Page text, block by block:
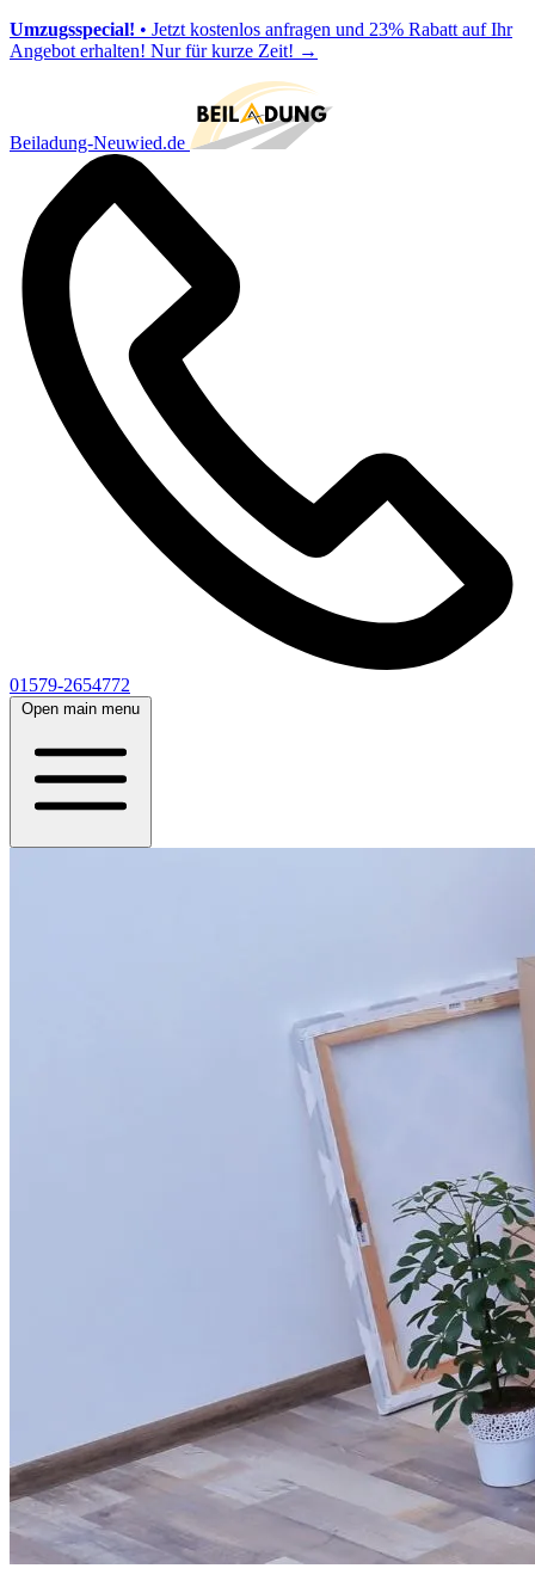
Umzugsspecial! • Jetzt kostenlos anfragen und 23% Rabatt auf Ihr
Angebot erhalten! Nur für kurze Zeit! →
Beiladung-Neuwied.de
01579-2654772
Open main menu